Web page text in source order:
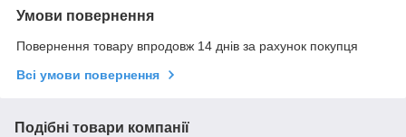
Умови повернення
Повернення товару впродовж 14 днів за рахунок покупця
Всі умови повернення
Подібні товари компанії